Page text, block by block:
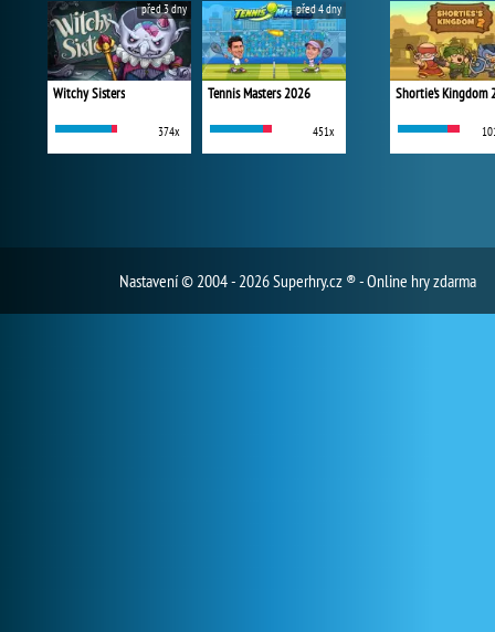
Witchy Sisters
374x
před 3 dny
Tennis Masters 2026
451x
před 4 dny
Shortie's Kingdom
Nastavení© 2004 - 2026 Superhry.cz ® - Online hry zdarma